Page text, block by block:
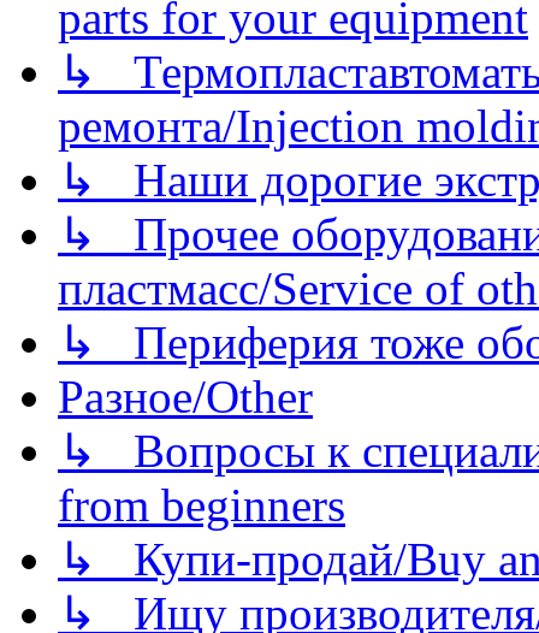
parts for your equipment
↳
ремонта/Injection
↳ Наши дорогие
↳ Прочее
пластмасс/Service of
↳ Периферия тоже
Разное/Other
↳ Вопросы к
from beginners
↳ Купи-продай/Buy
↳ Ищу